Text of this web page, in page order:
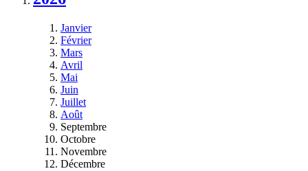
Janvier
Février
Mars
Avril
Mai
Juin
Juillet
Août
Septembre
Octobre
Novembre
Décembre